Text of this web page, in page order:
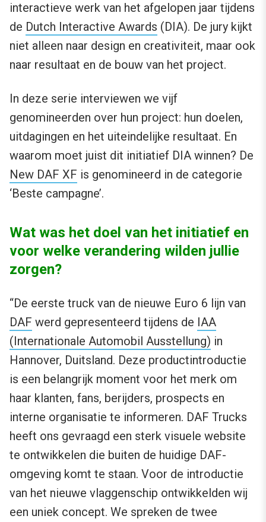
interactieve werk van het afgelopen jaar tijdens
de Dutch Interactive Awards (DIA). De jury kijkt
niet alleen naar design en creativiteit, maar ook
naar resultaat en de bouw van het project.
In deze serie interviewen we vijf
genomineerden over hun project: hun doelen,
uitdagingen en het uiteindelijke resultaat. En
waarom moet juist dit initiatief DIA winnen? De
New DAF XF is genomineerd in de categorie
‘Beste campagne’.
Wat was het doel van het initiatief en
voor welke verandering wilden jullie
zorgen?
“De eerste truck van de nieuwe Euro 6 lijn van
DAF werd gepresenteerd tijdens de IAA
(Internationale Automobil Ausstellung) in
Hannover, Duitsland. Deze productintroductie
is een belangrijk moment voor het merk om
haar klanten, fans, berijders, prospects en
interne organisatie te informeren. DAF Trucks
heeft ons gevraagd een sterk visuele website
te ontwikkelen die buiten de huidige DAF-
omgeving komt te staan. Voor de introductie
van het nieuwe vlaggenschip ontwikkelden wij
een uniek concept. We spreken de twee